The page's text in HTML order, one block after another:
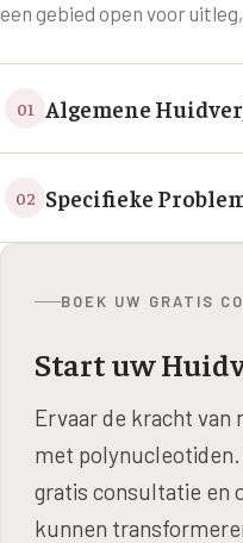
een gebied open voor
01 Algemene
02 Specifieke
BOEK UW GRATIS
Start uw
Ervaar de kracht
met polynucleotiden.
gratis consultatie en
kunnen